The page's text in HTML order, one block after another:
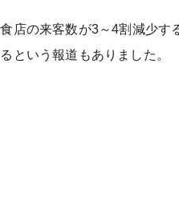
の来客数が3～4割減少す
という報道もありました。